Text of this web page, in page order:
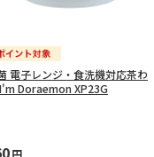
電子レンジ・食洗機対応茶わ
Doraemon XP23G
円